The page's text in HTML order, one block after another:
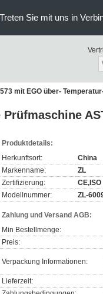
Treten Sie mit uns in
mit EGO über-
Produktdetails:
Herkunftsort:
China
Markenname:
ZL
Zertifizierung:
CE,ISO
Modellnummer:
ZL-
Zahlung und Versand AGB:
Min Bestellmenge:
Preis:
Verpackung Informationen:
Lieferzeit: